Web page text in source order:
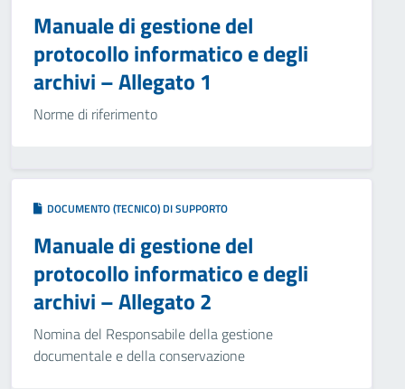
Manuale di gestione del
protocollo informatico e degli
archivi – Allegato 1
Norme di riferimento
DOCUMENTO (TECNICO) DI SUPPORTO
Manuale di gestione del
protocollo informatico e degli
archivi – Allegato 2
Nomina del Responsabile della gestione
documentale e della conservazione